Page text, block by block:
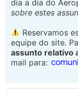
dia a dia do
sobre estes
Reservamos
equipe do site.
assunto relativo
mail para: